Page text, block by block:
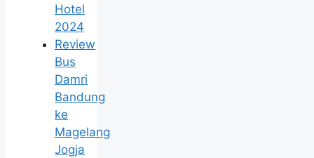
Hotel
2024
Review
Bus
Damri
Bandung
ke
Magelang
Jogja